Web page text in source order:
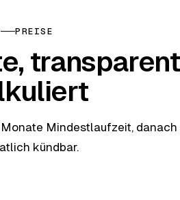
PREISE
transparent
Monate Mindestlaufzeit, danach
kündbar.